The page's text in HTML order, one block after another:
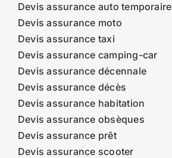
Devis assurance auto temporaire
Devis assurance moto
Devis assurance taxi
Devis assurance camping-car
Devis assurance décennale
Devis assurance décès
Devis assurance habitation
Devis assurance obsèques
Devis assurance prêt
Devis assurance scooter